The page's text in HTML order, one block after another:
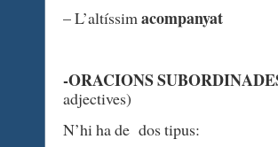
– L’altíssim acompanyat
-ORACIONS
adjectives)
N’hi ha de dos tipus: